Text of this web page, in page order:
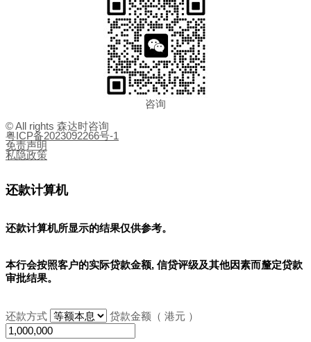
咨询
© All rights 森达时咨询
粤ICP备2023092266号-1
免责声明
私隐政策
还款计算机
还款计算机所显示的结果仅供参考。
本行会按照客户的实际贷款金额, 信贷评级及其他因素而釐定贷款
审批结果。
还款方式 贷款金额（ 港元 ）